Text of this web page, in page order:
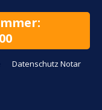
Datenschutz Notar